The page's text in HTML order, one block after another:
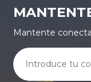
Mantente